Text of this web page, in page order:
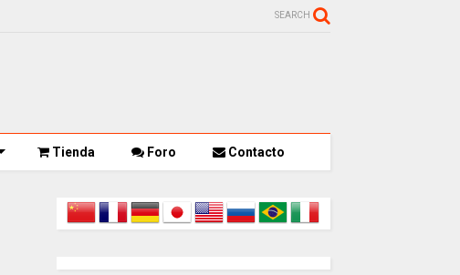
SEARCH
Tienda Foro Contacto